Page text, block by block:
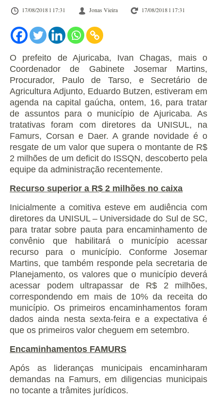
17/08/2018 l 17:31 Jonas Vieira 17/08/2018 l 17:31
O prefeito de Ajuricaba, Ivan Chagas, mais o
Coordenador de Gabinete Josemar Martins,
Procurador, Paulo de Tarso, e Secretário de
Agricultura Adjunto, Eduardo Butzen, estiveram em
agenda na capital gaúcha, ontem, 16, para tratar
de assuntos para o município de Ajuricaba. As
tratativas foram com diretores da UNISUL, na
Famurs, Corsan e Daer. A grande novidade é o
resgate de um valor que supera o montante de R$
2 milhões de um deficit do ISSQN, descoberto pela
equipe da administração recentemente.
Recurso superior a R$ 2 milhões no caixa
Inicialmente a comitiva esteve em audiência com
diretores da UNISUL – Universidade do Sul de SC,
para tratar sobre pauta para encaminhamento de
convênio que habilitará o município acessar
recurso para o município. Conforme Josemar
Martins, que também responde pela secretaria de
Planejamento, os valores que o município deverá
acessar podem ultrapassar de R$ 2 milhões,
correspondendo em mais de 10% da receita do
município. Os primeiros encaminhamentos foram
dados ainda nesta sexta-feira e a expectativa é
que os primeiros valor cheguem em setembro.
Encaminhamentos FAMURS
Após as lideranças municipais encaminharam
demandas na Famurs, em diligencias municipais
no tocante a trâmites jurídicos.